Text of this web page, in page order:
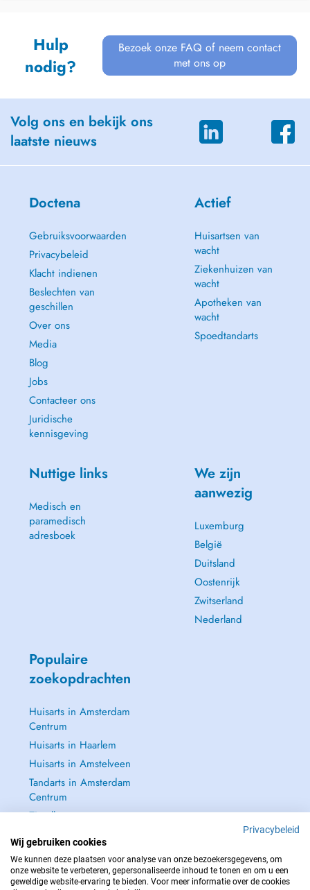
Hulp
nodig?
Bezoek onze FAQ of neem contact
met ons op
Volg ons en bekijk ons
laatste nieuws
Doctena
Gebruiksvoorwaarden
Privacybeleid
Klacht indienen
Beslechten van
geschillen
Over ons
Media
Blog
Jobs
Contacteer ons
Juridische
kennisgeving
Actief
Huisartsen van
wacht
Ziekenhuizen van
wacht
Apotheken van
wacht
Spoedtandarts
Nuttige links
Medisch en
paramedisch
adresboek
We zijn
aanwezig
Luxemburg
België
Duitsland
Oostenrijk
Zwitserland
Nederland
Populaire
zoekopdrachten
Huisarts in Amsterdam
Centrum
Huisarts in Haarlem
Huisarts in Amstelveen
Tandarts in Amsterdam
Centrum
Zie alle →
Privacybeleid
Wij gebruiken cookies
We kunnen deze plaatsen voor analyse van onze bezoekersgegevens, om
onze website te verbeteren, gepersonaliseerde inhoud te tonen en om u een
geweldige website-ervaring te bieden. Voor meer informatie over de cookies